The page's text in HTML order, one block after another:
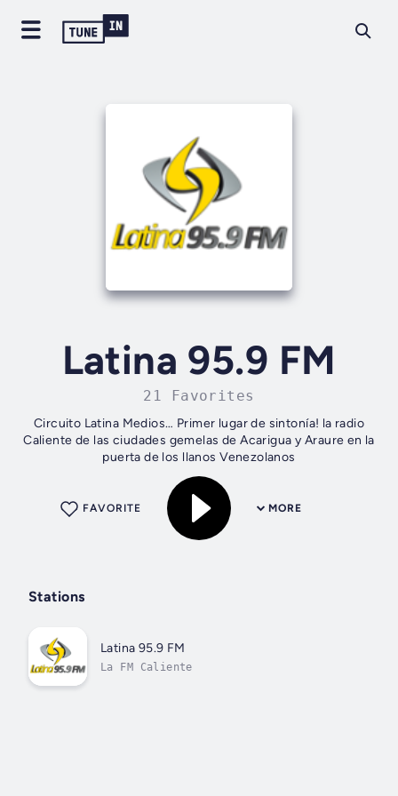
Latina 95.9 FM
21 Favorites
Circuito Latina Medios… Primer lugar de sintonía! la radio
Caliente de las ciudades gemelas de Acarigua y Araure en la
puerta de los llanos Venezolanos
MORE
FAVORITE
Stations
Latina 95.9 FM
La FM Caliente